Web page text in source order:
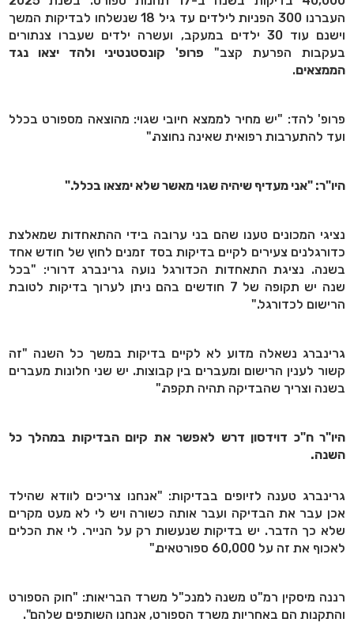
העברנו 300 הפניות לילדים עד גיל 18 שנשלחו לבדיקות המשך
וישנם עוד 30 ילדים במעקב, ועשרה ילדים שעברו צנתורים
בעקבות הפרעת קצב"
פרופ' קונסטנטיני ולהד יצאו נגד
הממצאים.
פרופ' להד: "יש מחיר לממצא חיובי שגוי: מהוצאה מספורט בכלל
ועד להתערבות רפואית שאינה נחוצה."
היו"ר: "אני מעדיף שיהיה שגוי מאשר שלא ימצאו בכלל."
נציגי המכונים טענו שהם בני ערובה בידי ההתאחדות שמאלצת
כדורגלנים צעירים לקיים בדיקות בסד זמנים לחוץ של חודש אחד
בשנה. נציגת התאחדות הכדורגל נועה גרינברג דרורי: "בכל
שנה יש תקופה של 7 חודשים בהם ניתן לערוך בדיקות לטובת
הרישום לכדורגל."
גרינברג נשאלה מדוע לא לקיים בדיקות במשך כל השנה "זה
קשור לענין הרישום ומעברים בין קבוצות. יש שני חלונות מעברים
בשנה וצריך שהבדיקה תהיה תקפה."
היו"ר ח"כ דוידסון דרש לאפשר את קיום הבדיקות במהלך כל
השנה.
גרינברג טענה לזיופים בבדיקות: "אנחנו צריכים לוודא שהילד
אכן עבר את הבדיקה ועבר אותה כשורה ויש לי לא מעט מקרים
שלא כך הדבר. יש בדיקות שנעשות רק על הנייר. לי את הכלים
לאכוף את זה על 60,000 ספורטאים."
רננה מיסקין רמ"ט משנה למנכ"ל משרד הבריאות: "חוק הספורט
והתקנות הם באחריות משרד הספורט, אנחנו השותפים שלהם".